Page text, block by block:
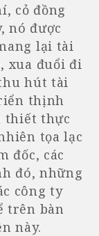
cỏ đồng
nó được
lại tài
xua đuổi đi
hút tài
thịnh
thiết thực
tọa lạc
đốc, các
đó, những
công ty
trên bàn
này.